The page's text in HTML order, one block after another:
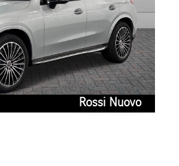
Rossi Nuovo